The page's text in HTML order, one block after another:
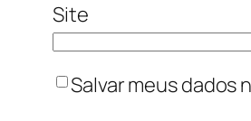
Site
Salvar meus dados